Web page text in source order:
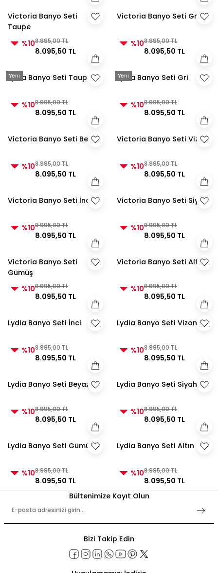
Victoria Banyo Seti
Taupe
%108.995,00 TL
8.095,50 TL
Victoria Banyo Seti Gri
%108.995,00 TL
8.095,50 TL
Yeni
Lydia Banyo Seti Taupe
%108.995,00 TL
8.095,50 TL
Yeni
Lydia Banyo Seti Gri
%108.995,00 TL
8.095,50 TL
Victoria Banyo Seti Beyaz
%108.995,00 TL
8.095,50 TL
Victoria Banyo Seti Vizon
%108.995,00 TL
8.095,50 TL
Victoria Banyo Seti İnci
%108.995,00 TL
8.095,50 TL
Victoria Banyo Seti Siyah
%108.995,00 TL
8.095,50 TL
Victoria Banyo Seti
Gümüş
%108.995,00 TL
8.095,50 TL
Victoria Banyo Seti Altın
%108.995,00 TL
8.095,50 TL
Lydia Banyo Seti İnci
%108.995,00 TL
8.095,50 TL
Lydia Banyo Seti Vizon
%108.995,00 TL
8.095,50 TL
Lydia Banyo Seti Beyaz
%108.995,00 TL
8.095,50 TL
Lydia Banyo Seti Siyah
%108.995,00 TL
8.095,50 TL
Lydia Banyo Seti Gümüş
%108.995,00 TL
8.095,50 TL
Lydia Banyo Seti Altın
%108.995,00 TL
8.095,50 TL
Bültenimize Kayıt Olun
Bizi Takip Edin